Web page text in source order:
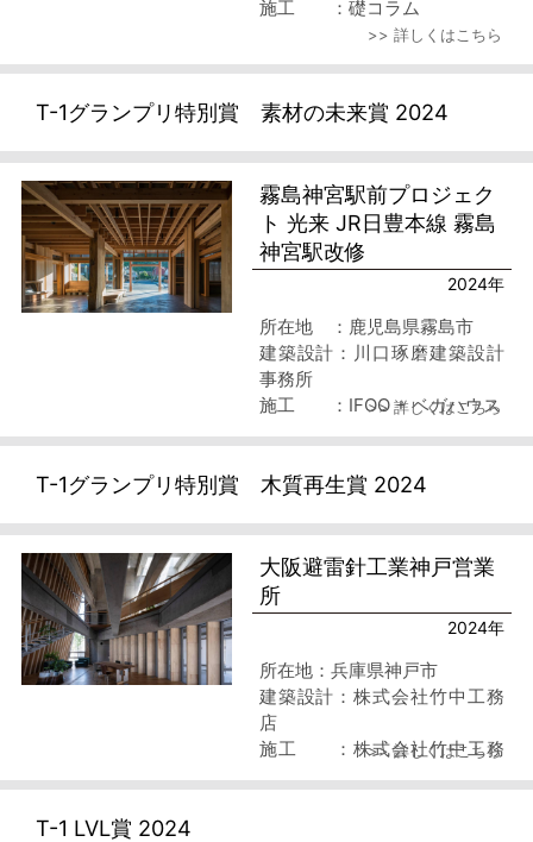
施工 ：礎コラム
>> 詳しくはこちら
T-1グランプリ特別賞 素材の未来賞 2024
霧島神宮駅前プロジェク
ト 光来 JR日豊本線 霧島
神宮駅改修
2024年
所在地 ：鹿児島県霧島市
建築設計：川口琢磨建築設計
事務所
施工 ：IFOO + ベガハウス
>> 詳しくはこちら
T-1グランプリ特別賞 木質再生賞 2024
大阪避雷針工業神戸営業
所
2024年
所在地：兵庫県神戸市
建築設計：株式会社竹中工務
店
施工 ：株式会社竹中工務
店
>> 詳しくはこちら
T-1 LVL賞 2024